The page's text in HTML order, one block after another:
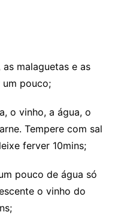
malaguetas e as
pouco;
o vinho, a água, o
Tempere com sal
ferver 10mins;
pouco de água só
o vinho do